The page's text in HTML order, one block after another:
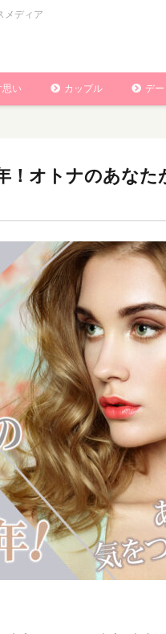
メディア
思い カップル デー
！オトナのあなた